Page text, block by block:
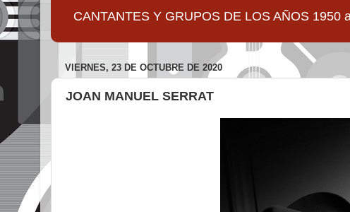
CANTANTES Y GRUPOS DE LOS AÑOS
VIERNES, 23 DE OCTUBRE DE 2020
JOAN MANUEL SERRAT